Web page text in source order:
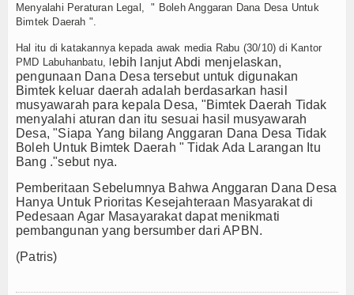
Menyalahi Peraturan Legal, " Boleh Anggaran Dana Desa Untuk
Bimtek Daerah ".
Hal itu di katakannya kepada awak media Rabu (30/10) di Kantor
PMD Labuhanbatu, lebih lanjut Abdi menjelaskan,
pengunaan Dana Desa tersebut untuk digunakan
Bimtek keluar daerah adalah berdasarkan hasil
musyawarah para kepala Desa, "Bimtek Daerah Tidak
menyalahi aturan dan itu sesuai hasil musyawarah
Desa, "Siapa Yang bilang Anggaran Dana Desa Tidak
Boleh Untuk Bimtek Daerah " Tidak Ada Larangan Itu
Bang ."sebut nya.
Pemberitaan Sebelumnya Bahwa Anggaran Dana Desa
Hanya Untuk Prioritas Kesejahteraan Masyarakat di
Pedesaan Agar Masayarakat dapat menikmati
pembangunan yang bersumber dari APBN.
(Patris)